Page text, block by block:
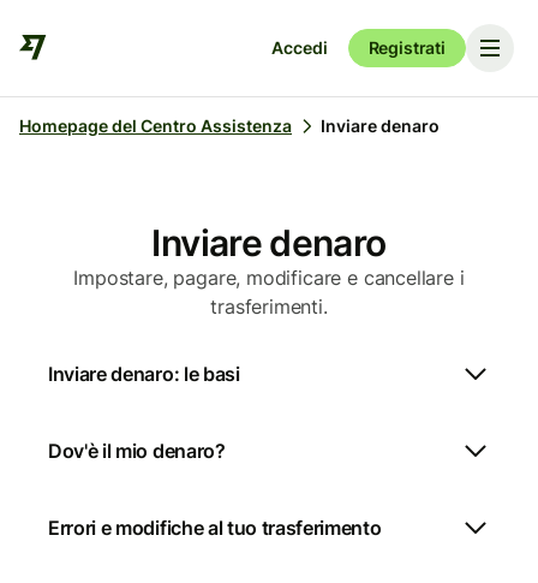
Accedi Registrati
Homepage del Centro Assistenza Inviare denaro
Inviare denaro
Impostare, pagare, modificare e cancellare i
trasferimenti.
Inviare denaro: le basi
Dov'è il mio denaro?
Errori e modifiche al tuo trasferimento